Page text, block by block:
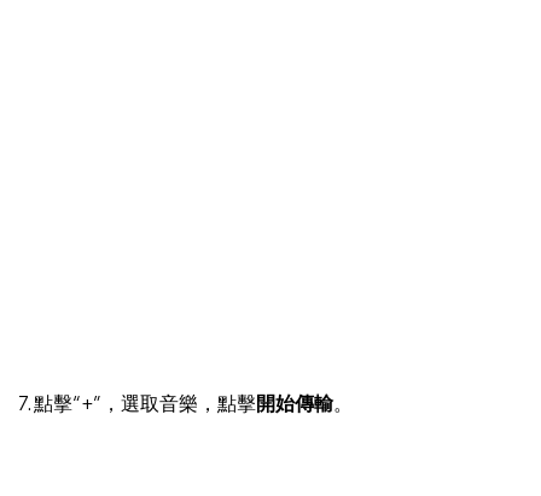
7. 點擊“+”，選取音樂，點擊開始傳輸。